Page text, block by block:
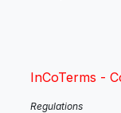
InCoTerms -
Regulations